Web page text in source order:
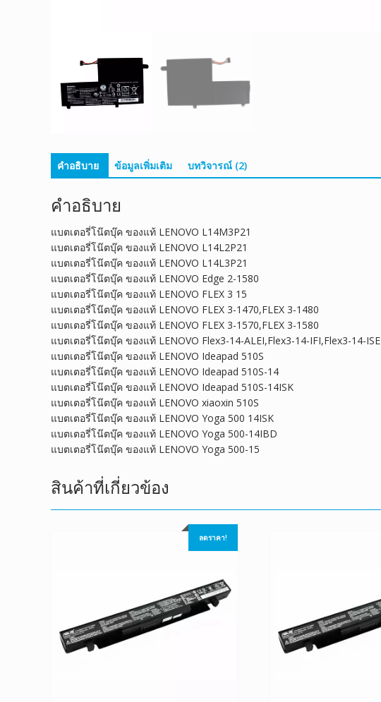
คำอธิบาย ข้อมูลเพิ่มเติม บทวิจารณ์ (2)
คำอธิบาย
แบตเตอรี่โน๊ตบุ๊ค ของแท้ LENOVO L14M3P21
แบตเตอรี่โน๊ตบุ๊ค ของแท้ LENOVO L14L2P21
แบตเตอรี่โน๊ตบุ๊ค ของแท้ LENOVO L14L3P21
แบตเตอรี่โน๊ตบุ๊ค ของแท้ LENOVO Edge 2-1580
แบตเตอรี่โน๊ตบุ๊ค ของแท้ LENOVO FLEX 3 15
แบตเตอรี่โน๊ตบุ๊ค ของแท้ LENOVO FLEX 3-1470,FLEX 3-1480
แบตเตอรี่โน๊ตบุ๊ค ของแท้ LENOVO FLEX 3-1570,FLEX 3-1580
แบตเตอรี่โน๊ตบุ๊ค ของแท้ LENOVO Flex3-14-ALEI,Flex3-14-IFI,Flex3-14-ISE
แบตเตอรี่โน๊ตบุ๊ค ของแท้ LENOVO Ideapad 510S
แบตเตอรี่โน๊ตบุ๊ค ของแท้ LENOVO Ideapad 510S-14
แบตเตอรี่โน๊ตบุ๊ค ของแท้ LENOVO Ideapad 510S-14ISK
แบตเตอรี่โน๊ตบุ๊ค ของแท้ LENOVO xiaoxin 510S
แบตเตอรี่โน๊ตบุ๊ค ของแท้ LENOVO Yoga 500 14ISK
แบตเตอรี่โน๊ตบุ๊ค ของแท้ LENOVO Yoga 500-14IBD
แบตเตอรี่โน๊ตบุ๊ค ของแท้ LENOVO Yoga 500-15
สินค้าที่เกี่ยวข้อง
ลดราคา!